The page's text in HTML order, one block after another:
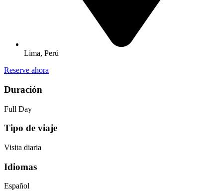
Lima, Perú
Reserve ahora
Duración
Full Day
Tipo de viaje
Visita diaria
Idiomas
Español